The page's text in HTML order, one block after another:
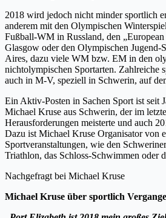
2018 wird jedoch nicht minder sportlich
anderem mit den Olympischen
Fußball-WM in Russland, den
Glasgow oder den Olympischen Jugend-
Aires, dazu viele WM bzw. EM in den
nichtolympischen Sportarten. Zahlreiche
auch in M-V, speziell in Schwerin, auf
Ein Aktiv-Posten in Sachen Sport ist seit
Michael Kruse aus Schwerin, der im
Herausforderungen meisterte und auch
Dazu ist Michael Kruse Organisator von
Sportveranstaltungen, wie den
Triathlon, das Schloss-Schwimmen oder
Nachgefragt bei Michael Kruse
Michael Kruse über sportlich